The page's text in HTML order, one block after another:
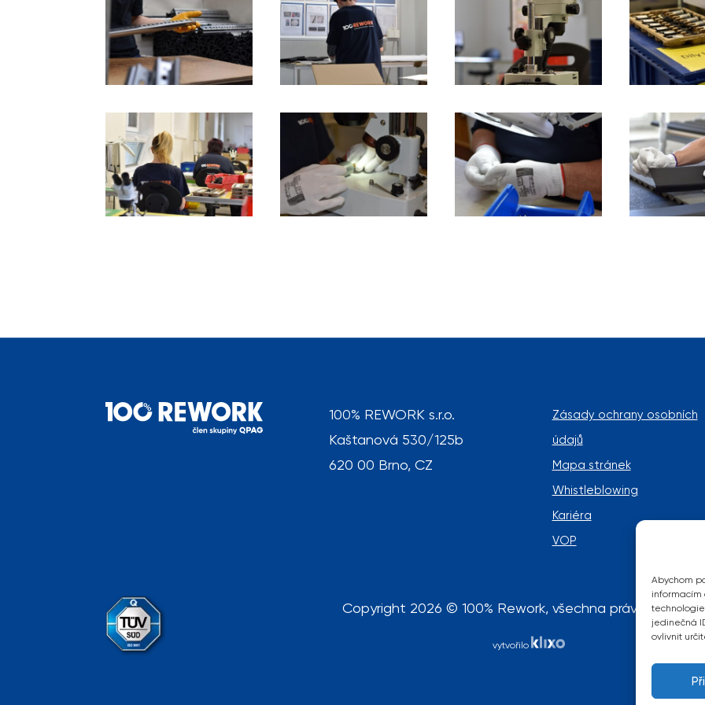
Abychom
informacím
jedinečná
ovlivnit
100% REWORK s.r.o.
Kaštanová 530/125b
620 00 Brno, CZ
Zásady ochrany osobních
údajů
Mapa stránek
Whistleblowing
Kariéra
VOP
Copyright 2026 © 100% Rework, všechna práva
vytvořilo